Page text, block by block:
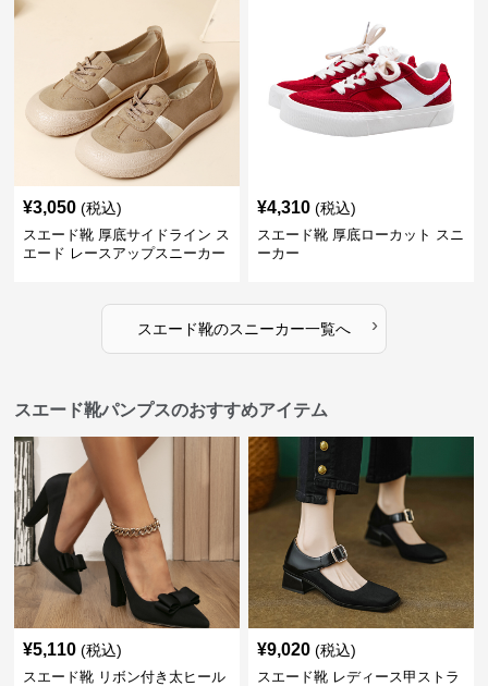
¥3,050 (税込)
スエード靴 厚底サイドライン ス
エード レースアップスニーカー
¥4,310 (税込)
スエード靴 厚底ローカット スニ
ーカー
スエード靴のスニーカー一覧へ ›
スエード靴パンプスのおすすめアイテム
¥5,110 (税込)
スエード靴 リボン付き太ヒール
¥9,020 (税込)
スエード靴 レディース甲ストラ